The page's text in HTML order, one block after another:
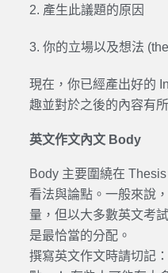
2. 產生此議題的原因
3. 你的立場以及想法
現在，你已經產出好的
趣並對於之後的內容有
英文作文內文 Body
Body 主要圍繞在
看法與論點。一般來說
量，但以大多數英文考
是最恰當的分配。
撰寫英文作文時請切記